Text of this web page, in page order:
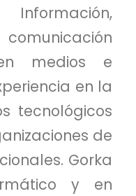
medios e
en la
tecnológicos
de
Gorka
y en